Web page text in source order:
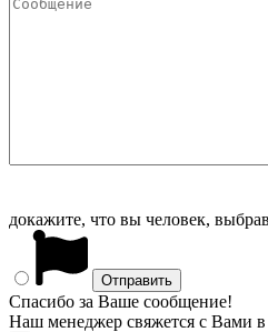
докажите, что вы человек, выбрав
Спасибо за Ваше сообщение!
Наш менеджер свяжется с Вами